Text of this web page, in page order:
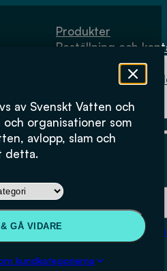
av Svenskt Vatten och
organisationer som
avlopp, slam och
detta.
GÅ VIDARE
kundkategorierna
Produkter
Beställning och
Fysiskt lager
Beställning och kontakt
Om
Köpvillkor